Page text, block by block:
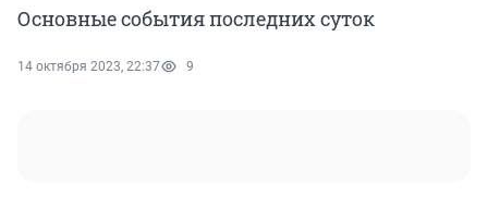
Основные события последних суток
14 октября 2023, 22:37 9